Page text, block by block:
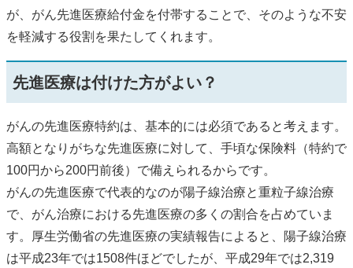
が、がん先進医療給付金を付帯することで、そのような不安
を軽減する役割を果たしてくれます。
先進医療は付けた方がよい？
がんの先進医療特約は、基本的には必須であると考えます。
高額となりがちな先進医療に対して、手頃な保険料（特約で
100円から200円前後）で備えられるからです。
がんの先進医療で代表的なのが陽子線治療と重粒子線治療
で、がん治療における先進医療の多くの割合を占めていま
す。厚生労働省の先進医療の実績報告によると、陽子線治療
は平成23年では1508件ほどでしたが、平成29年では2,319